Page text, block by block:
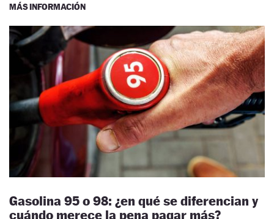
MÁS INFORMACIÓN
Gasolina 95 o 98: ¿en qué se diferencian y
cuándo merece la pena pagar más?